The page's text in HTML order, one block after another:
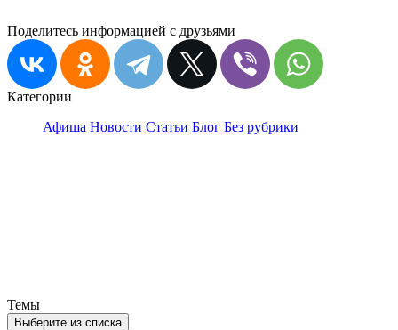
Поделитесь информацией с друзьями
Категории
Афиша Новости Статьи Блог Без рубрики
Темы
Выберите из списка